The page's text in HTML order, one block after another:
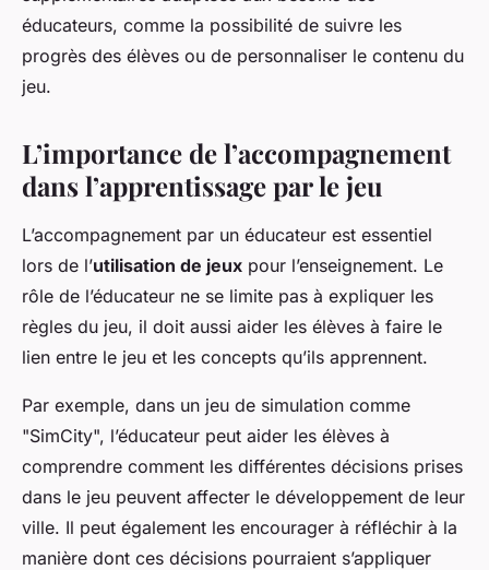
éducateurs, comme la possibilité de suivre les
progrès des élèves ou de personnaliser le contenu du
jeu.
L’importance de l’accompagnement
dans l’apprentissage par le jeu
L’accompagnement par un éducateur est essentiel
lors de l’utilisation de jeux pour l’enseignement. Le
rôle de l’éducateur ne se limite pas à expliquer les
règles du jeu, il doit aussi aider les élèves à faire le
lien entre le jeu et les concepts qu’ils apprennent.
Par exemple, dans un jeu de simulation comme
"SimCity", l’éducateur peut aider les élèves à
comprendre comment les différentes décisions prises
dans le jeu peuvent affecter le développement de leur
ville. Il peut également les encourager à réfléchir à la
manière dont ces décisions pourraient s’appliquer